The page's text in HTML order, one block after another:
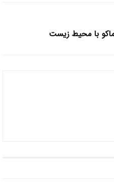
ماکو با محیط زیست